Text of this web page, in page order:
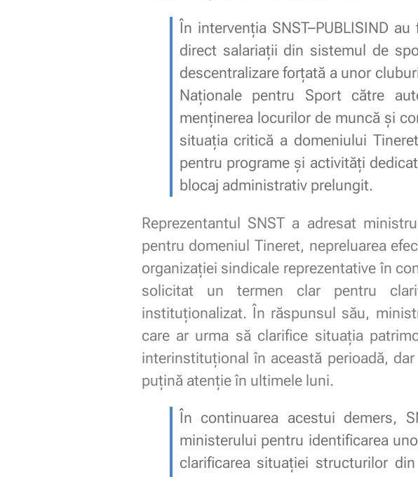
În intervenția SNST–PUBLISIND
direct salariații din sistemul de
descentralizare forțată a unor
Naționale pentru Sport către
menținerea locurilor de muncă și
situația critică a domeniului
pentru programe și activități
blocaj administrativ prelungit.
Reprezentantul SNST a adresat
pentru domeniul Tineret, nepreluarea
organizației sindicale reprezentative în
solicitat un termen clar pentru
instituționalizat. În răspunsul său,
care ar urma să clarifice situația
interinstituțional în această perioadă,
puțină atenție în ultimele luni.
În continuarea acestui demers,
ministerului pentru identificarea
clarificarea situației structurilor